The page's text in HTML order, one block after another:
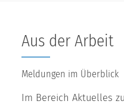
Aus der Arbeit
Meldungen im Überblick
Im Bereich Aktuelles